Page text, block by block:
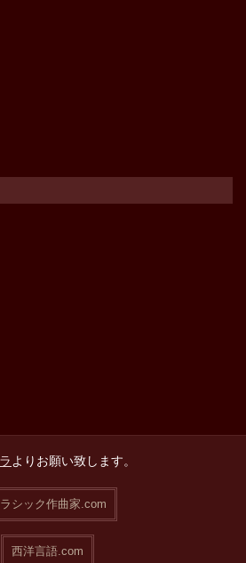
よりお願い致します。
シック作曲家.com
西洋言語.com